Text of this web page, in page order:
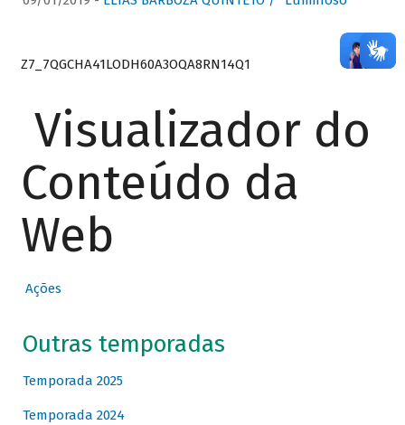
Z7_7QGCHA41LODH60A3OQA8RN14Q1
Visualizador do
Conteúdo da
Web
Ações
Outras temporadas
Temporada 2025
Temporada 2024